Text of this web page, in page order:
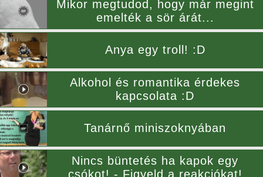
Mikor megtudod, hogy már megint
emelték a sör árát...
Anya egy troll! :D
Alkohol és romantika érdekes
kapcsolata :D
Tanárnő miniszoknyában
Nincs büntetés ha kapok egy
csókot! - Figyeld a reakciókat!